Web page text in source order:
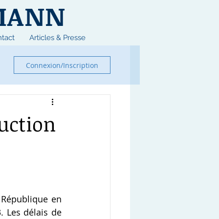
Articles & Presse
Connexion/Inscription
en
Les délais de